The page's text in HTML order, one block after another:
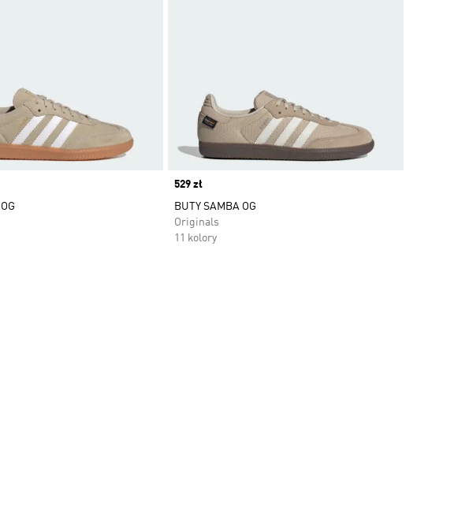
Price
529 zł
BUTY SAMBA OG
Originals
11 kolory